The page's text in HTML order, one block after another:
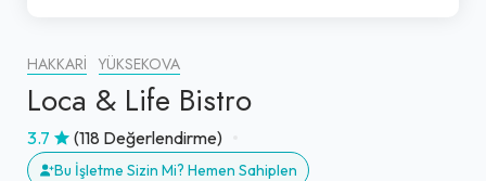
HAKKARI YÜKSEKOVA
Loca & Life Bistro
3.7 (118 Değerlendirme)
Bu İşletme Sizin Mi? Hemen Sahiplen